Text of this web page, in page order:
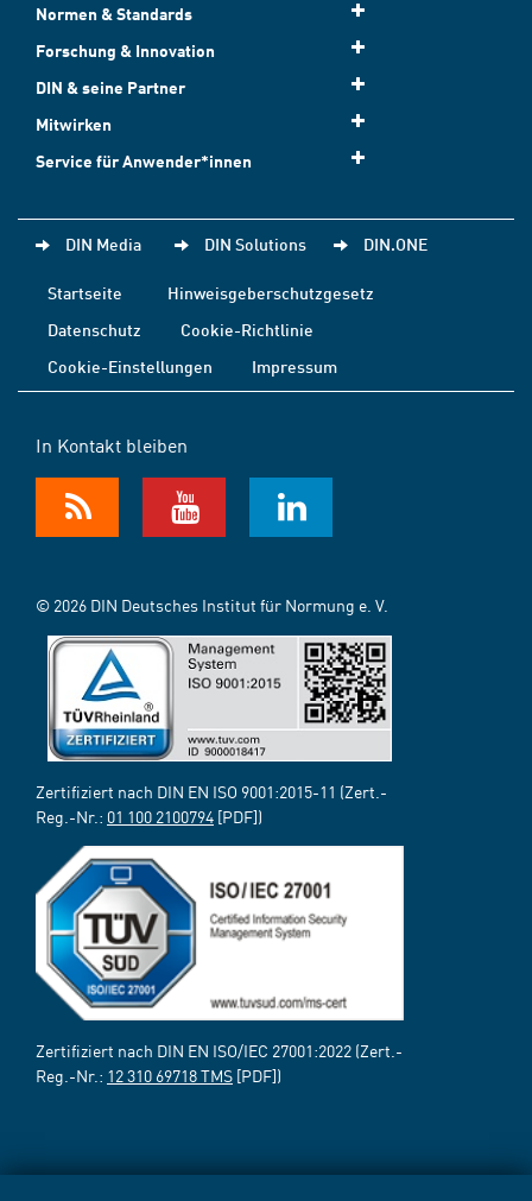
Normen & Standards
Forschung & Innovation
DIN & seine Partner
Mitwirken
Service für Anwender*innen
DIN Media DIN Solutions DIN.ONE
Startseite
Hinweisgeberschutzgesetz
Datenschutz
Cookie-Richtlinie
Cookie-Einstellungen
Impressum
In Kontakt bleiben
© 2026 DIN Deutsches Institut für Normung e. V.
Zertifiziert nach DIN EN ISO 9001:2015-11 (Zert.-
Reg.-Nr.: 01 100 2100794 [PDF])
Zertifiziert nach DIN EN ISO/IEC 27001:2022 (Zert.-
Reg.-Nr.: 12 310 69718 TMS [PDF])